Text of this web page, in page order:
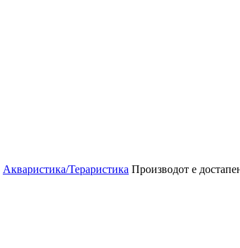
Акваристика/Тераристика Производот е